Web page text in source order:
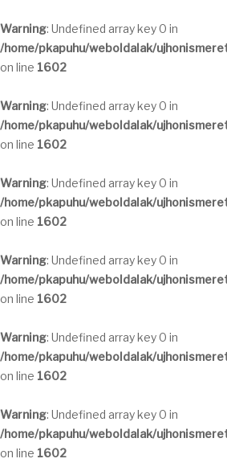
Warning: Undefined array key 0 in
/home/pkapuhu/weboldalak/
on line 1602
Warning: Undefined array key 0 in
/home/pkapuhu/weboldalak/
on line 1602
Warning: Undefined array key 0 in
/home/pkapuhu/weboldalak/
on line 1602
Warning: Undefined array key 0 in
/home/pkapuhu/weboldalak/
on line 1602
Warning: Undefined array key 0 in
/home/pkapuhu/weboldalak/
on line 1602
Warning: Undefined array key 0 in
/home/pkapuhu/weboldalak/
on line 1602